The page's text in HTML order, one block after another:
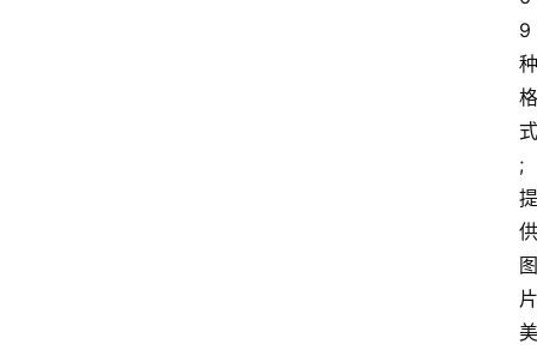
9
种
格
式
;
提
供
图
片
美